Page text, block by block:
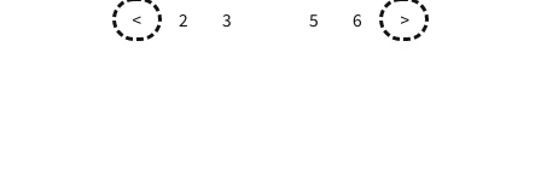
< 2 3 5 6 >